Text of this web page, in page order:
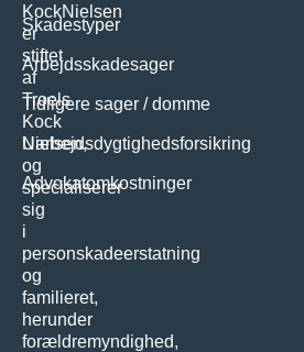
KockNielsen
er
stiftet
af
Troels
Kock
Nielsen,
og
specialiserer
sig
i
personskadeerstatning
og
familieret,
herunder
forældremyndighed,
Skadestyper
Arbejdsskadesager
Tidligere sager / domme
Uarbejdsdygtighedsforsikring
Advokatomkostninger